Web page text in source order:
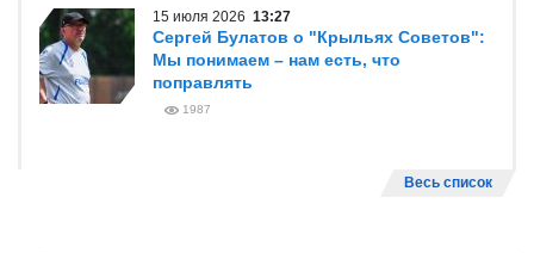
15 июля 2026 13:27
Сергей Булатов о "Крыльях Советов":
Мы понимаем – нам есть, что
поправлять
1987
Весь список